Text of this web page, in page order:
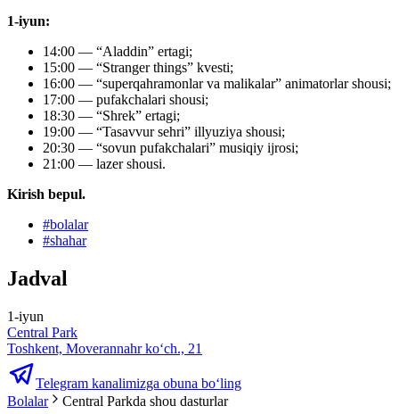
1-iyun:
14:00 — “Aladdin” ertagi;
15:00 — “Stranger things” kvesti;
16:00 — “superqahramonlar va malikalar” animatorlar shousi;
17:00 — pufakchalari shousi;
18:30 — “Shrek” ertagi;
19:00 — “Tasavvur sehri” illyuziya shousi;
20:30 — “sovun pufakchalari” musiqiy ijrosi;
21:00 — lazer shousi.
Kirish bepul.
#bolalar
#shahar
Jadval
1-iyun
Central Park
Toshkent, Moverannahr ko‘ch., 21
Telegram kanalimizga obuna bo‘ling
Bolalar
Central Parkda shou dasturlar